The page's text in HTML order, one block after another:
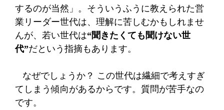
するのが当然」。そういうふうに教えられた営
業リーダー世代は、理解に苦しむかもしれませ
んが、若い世代は“聞きたくても聞けない世
代”だという指摘もあります。
なぜでしょうか？ この世代は繊細で考えすぎ
てしまう傾向があるからです。質問が苦手なの
です。